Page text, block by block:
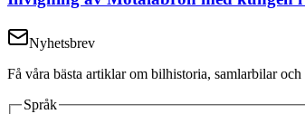
Nyhetsbrev
Få våra bästa artiklar om bilhistoria, samlarbilar
Språk